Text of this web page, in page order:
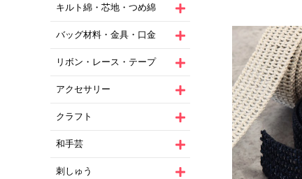
キルト綿・芯地・つめ綿
バッグ材料・金具・口金
リボン・レース・テープ
アクセサリー
クラフト
和手芸
刺しゅう